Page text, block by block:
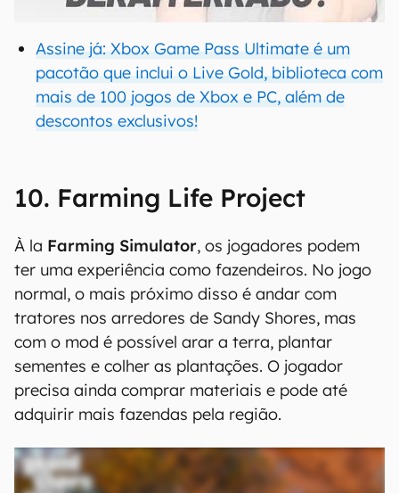
00:00/21:11
Assine já: Xbox Game Pass Ultimate é um
pacotão que inclui o Live Gold, biblioteca com
mais de 100 jogos de Xbox e PC, além de
descontos exclusivos!
10. Farming Life Project
À la Farming Simulator, os jogadores podem
ter uma experiência como fazendeiros. No jogo
normal, o mais próximo disso é andar com
tratores nos arredores de Sandy Shores, mas
com o mod é possível arar a terra, plantar
sementes e colher as plantações. O jogador
precisa ainda comprar materiais e pode até
adquirir mais fazendas pela região.